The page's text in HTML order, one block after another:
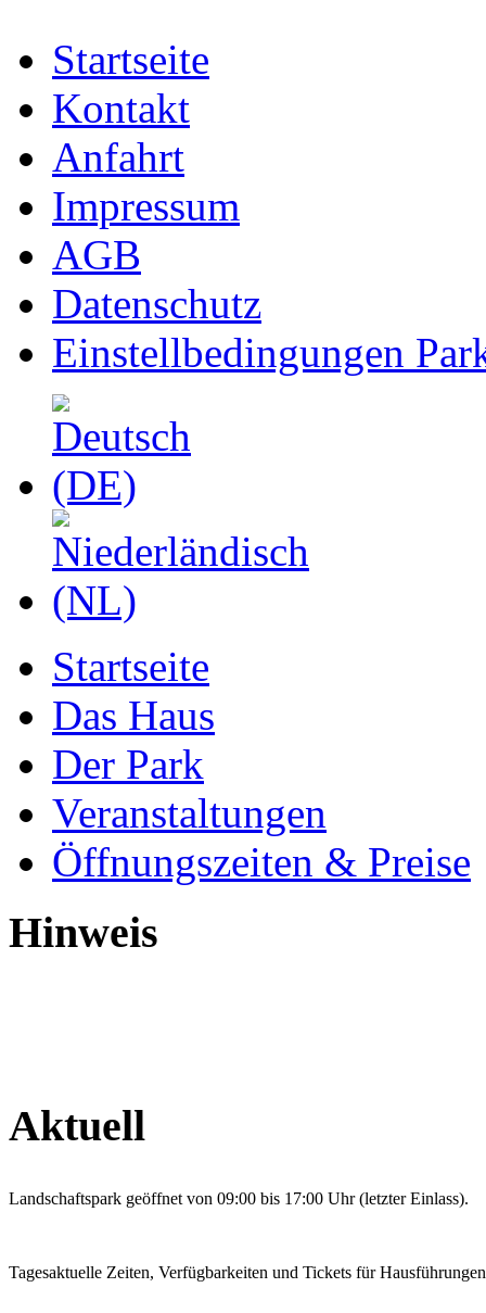
Startseite
Kontakt
Anfahrt
Impressum
AGB
Datenschutz
Einstellbedingungen
Startseite
Das Haus
Der Park
Veranstaltungen
Öffnungszeiten & Preise
Hinweis
Aktuell
Landschaftspark geöffnet von 09:00 bis 17:00 Uhr (letzter Einlass).
Tagesaktuelle Zeiten, Verfügbarkeiten und Tickets für